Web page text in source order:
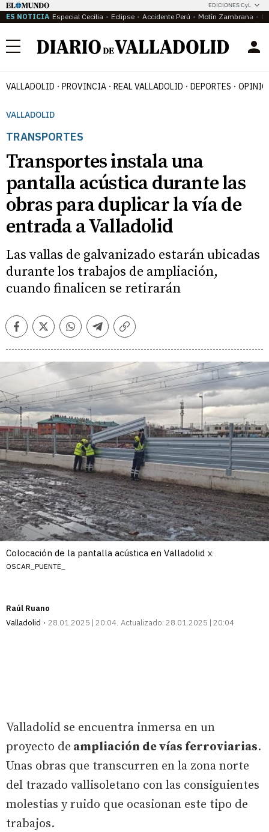
EDICIONES CyL
ES NOTICIA Especial Cecilia Eclipse Accidente Perú Motín Zambrana
Menú
VALLADOLID PROVINCIA REAL VALLADOLID DEPORTES
VALLADOLID
TRANSPORTES
Transportes instala una
pantalla acústica durante las
obras para duplicar la vía de
entrada a Valladolid
Las vallas de galvanizado estarán ubicadas
durante los trabajos de ampliación,
cuando finalicen se retirarán
FacebookTwitterWhatsappTelegramCopiar
Colocación de la pantalla acústica en Valladolid X:
OSCAR_PUENTE_
Raúl Ruano
Valladolid
28.01.2025 | 20:04 Actualizado: 28.01.2025 | 20:04
Valladolid se encuentra inmersa en un
proyecto de ampliación de vías ferroviarias.
Unas obras que transcurren en la zona norte
del trazado vallisoletano con las consiguientes
molestias y ruido que ocasionan este tipo de
trabajos.